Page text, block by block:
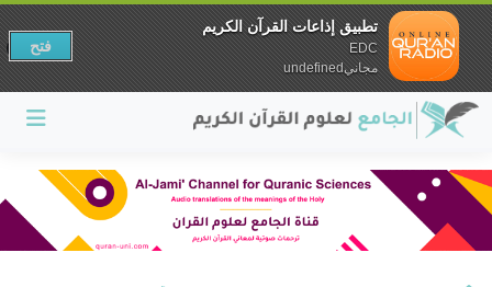
تطبيق إذاعات القرآن الكريم
EDC
مجانيundefined
فتح